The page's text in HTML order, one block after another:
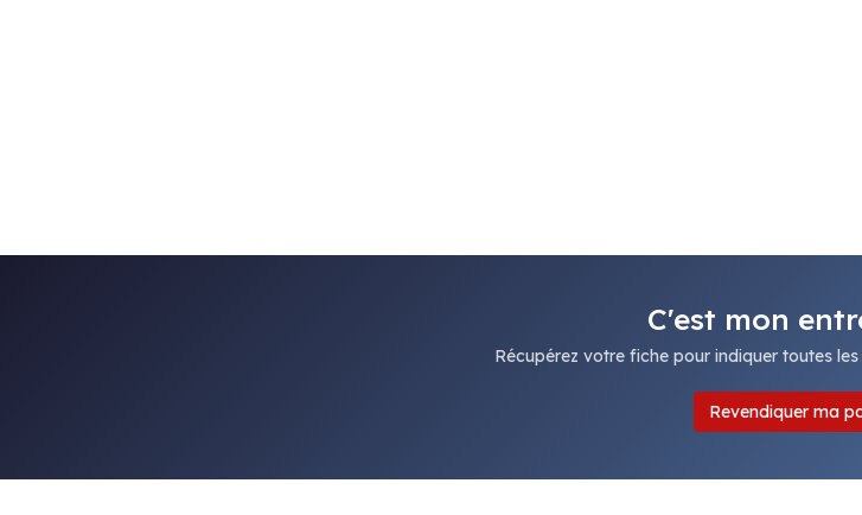
C'est mon
Récupérez votre fiche pour indiquer toutes
Revendiquer ma